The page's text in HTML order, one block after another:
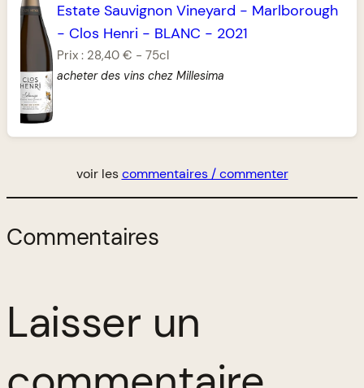
Estate Sauvignon Vineyard - Marlborough
- Clos Henri - BLANC - 2021
Prix : 28,40 € - 75cl
acheter des vins chez Millesima
voir lescommentaires / commenter
Commentaires
Laisser un